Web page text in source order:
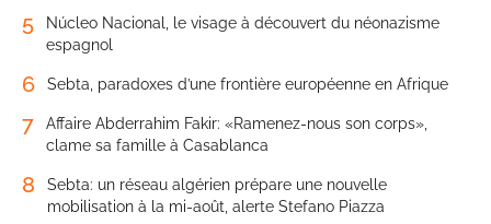
5
Núcleo Nacional, le visage à découvert du néonazisme
espagnol
6 Sebta, paradoxes d’une frontière européenne en Afrique
7
Affaire Abderrahim Fakir: «Ramenez-nous son corps»,
clame sa famille à Casablanca
8
Sebta: un réseau algérien prépare une nouvelle
mobilisation à la mi-août, alerte Stefano Piazza